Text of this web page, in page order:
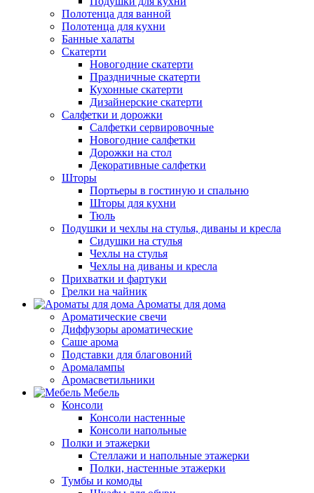
Полотенца для ванной
Полотенца для кухни
Банные халаты
Скатерти
Новогодние скатерти
Праздничные скатерти
Кухонные скатерти
Дизайнерские скатерти
Салфетки и дорожки
Салфетки сервировочные
Новогодние салфетки
Дорожки на стол
Декоративные салфетки
Шторы
Портьеры в гостиную и спальню
Шторы для кухни
Тюль
Подушки и чехлы на стулья, диваны и кресла
Сидушки на стулья
Чехлы на стулья
Чехлы на диваны и кресла
Прихватки и фартуки
Грелки на чайник
Ароматы для дома
Ароматические свечи
Диффузоры ароматические
Саше арома
Подставки для благовоний
Аромалампы
Аромасветильники
Мебель
Консоли
Консоли настенные
Консоли напольные
Полки и этажерки
Стеллажи и напольные этажерки
Полки, настенные этажерки
Тумбы и комоды